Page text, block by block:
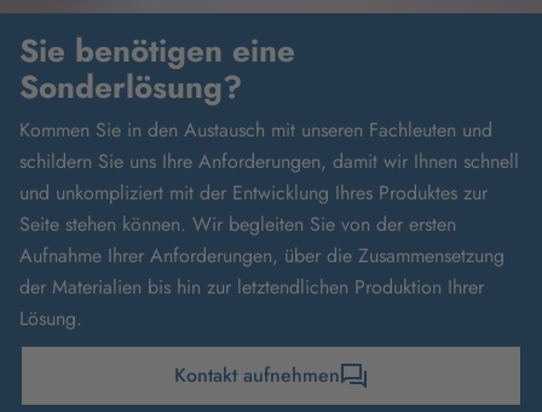
Sie benötigen eine
Sonderlösung?
Kommen Sie in den Austausch mit unseren Fachleuten und
schildern Sie uns Ihre Anforderungen, damit wir Ihnen schnell
und unkompliziert mit der Entwicklung Ihres Produktes zur
Seite stehen können. Wir begleiten Sie von der ersten
Aufnahme Ihrer Anforderungen, über die Zusammensetzung
der Materialien bis hin zur letztendlichen Produktion Ihrer
Lösung.
Kontakt aufnehmen